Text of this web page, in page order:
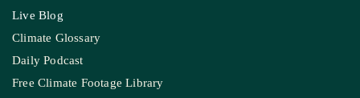
Live Blog
Climate Glossary
Daily Podcast
Free Climate Footage Library